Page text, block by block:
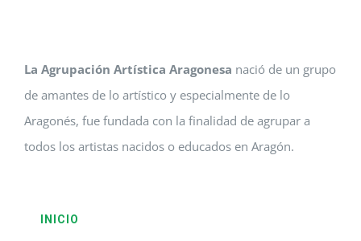
La Agrupación Artística Aragonesa nació de un grupo
de amantes de lo artístico y especialmente de lo
Aragonés, fue fundada con la finalidad de agrupar a
todos los artistas nacidos o educados en Aragón.
INICIO